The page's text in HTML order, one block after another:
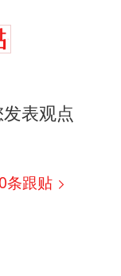
表观点
0条跟贴